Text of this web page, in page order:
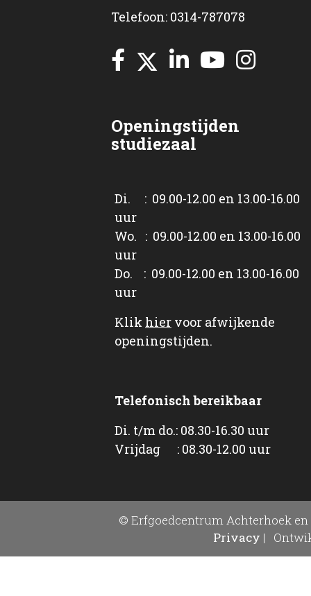
Telefoon: 0314-787078
Openingstijden
studiezaal
Di. : 09.00-12.00 en 13.00-16.00
uur
Wo. : 09.00-12.00 en 13.00-16.00
uur
Do. : 09.00-12.00 en 13.00-16.00
uur
Klik hier voor afwijkende
openingstijden.
Telefonisch bereikbaar
Di. t/m do.: 08.30-16.30 uur
Vrijdag : 08.30-12.00 uur
© Erfgoedcentrum Achterhoek en
Privacy |